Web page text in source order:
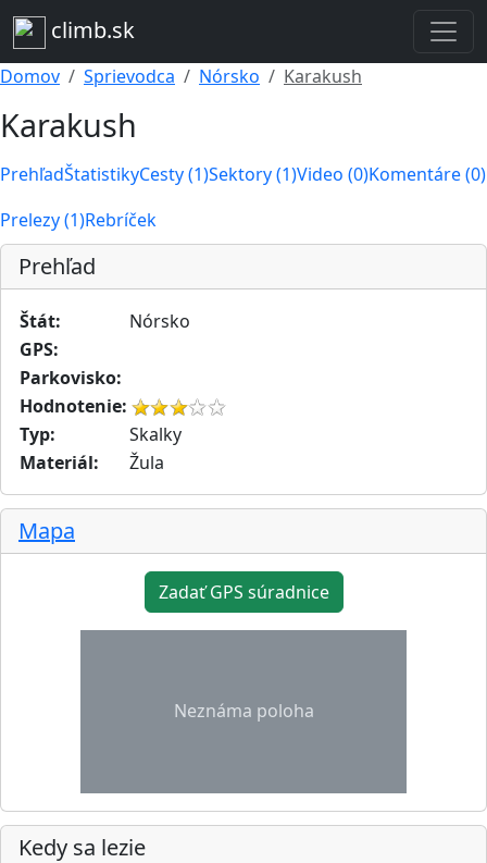
climb.sk
Domov Sprievodca Nórsko Karakush
Karakush
PrehľadŠtatistikyCesty (1)Sektory (1)Video (0)Komentáre (0)
Prelezy (1)Rebríček
Prehľad
Štát:
Nórsko
GPS:
Parkovisko:
Hodnotenie:
Typ:
Skalky
Materiál:
Žula
Mapa
Zadať GPS súradnice
Neznáma poloha
Kedy sa lezie